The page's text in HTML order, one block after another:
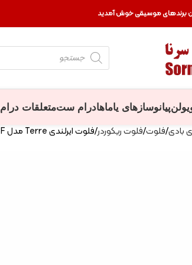
برندهای موسیقی خوش آمدید
پیانوسازهای یاماهادرام ستمتعلقات درام
بادی فلوت فلوت ریکوردر فلوت ایرلندی Terre مدل Note F